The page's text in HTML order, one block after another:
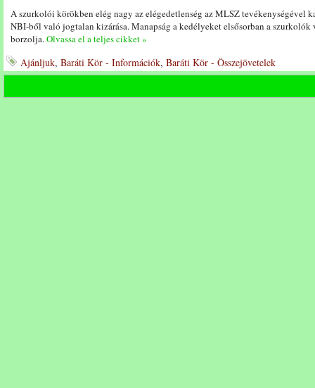
A szurkolói körökben elég nagy az elégedetlenség az MLSZ tevékenységével
NBI-ből való jogtalan kizárása. Manapság a kedélyeket elsősorban a
borzolja.Olvassa el a teljes cikket »
Ajánljuk, Baráti Kör - Információk, Baráti Kör - Összejövetelek